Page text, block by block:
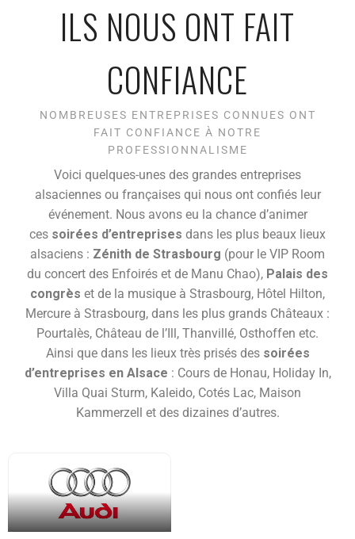
ILS NOUS ONT FAIT
CONFIANCE
NOMBREUSES ENTREPRISES CONNUES ONT
FAIT CONFIANCE À NOTRE
PROFESSIONNALISME
Voici quelques-unes des grandes entreprises
alsaciennes ou françaises qui nous ont confiés leur
événement. Nous avons eu la chance d’animer
ces soirées d’entreprises dans les plus beaux lieux
alsaciens : Zénith de Strasbourg (pour le VIP Room
du concert des Enfoirés et de Manu Chao), Palais des
congrès et de la musique à Strasbourg, Hôtel Hilton,
Mercure à Strasbourg, dans les plus grands Châteaux :
Pourtalès, Château de l’Ill, Thanvillé, Osthoffen etc.
Ainsi que dans les lieux très prisés des soirées
d’entreprises en Alsace : Cours de Honau, Holiday In,
Villa Quai Sturm, Kaleido, Cotés Lac, Maison
Kammerzell et des dizaines d’autres.